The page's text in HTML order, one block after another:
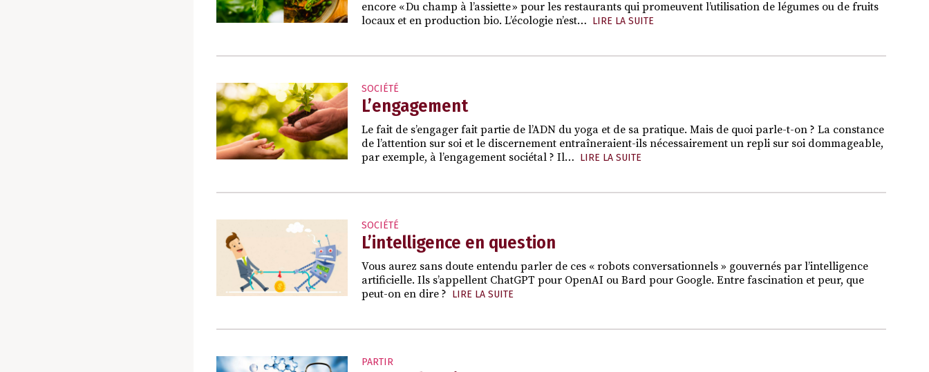
encore « Du champ à l’assiette » pour les restaurants qui promeuvent l’utilisation de légumes ou de fruits
locaux et en production bio. L’écologie n’est… LIRE LA SUITE
SOCIÉTÉ
L’engagement
Le fait de s’engager fait partie de l’ADN du yoga et de sa pratique. Mais de quoi parle-t-on ? La constance
de l’attention sur soi et le discernement entraîneraient-ils nécessairement un repli sur soi dommageable,
par exemple, à l’engagement sociétal ? Il… LIRE LA SUITE
SOCIÉTÉ
L’intelligence en question
Vous aurez sans doute entendu parler de ces « robots conversationnels » gouvernés par l’intelligence
artificielle. Ils s’appellent ChatGPT pour OpenAI ou Bard pour Google. Entre fascination et peur, que
peut-on en dire ? LIRE LA SUITE
PARTIR